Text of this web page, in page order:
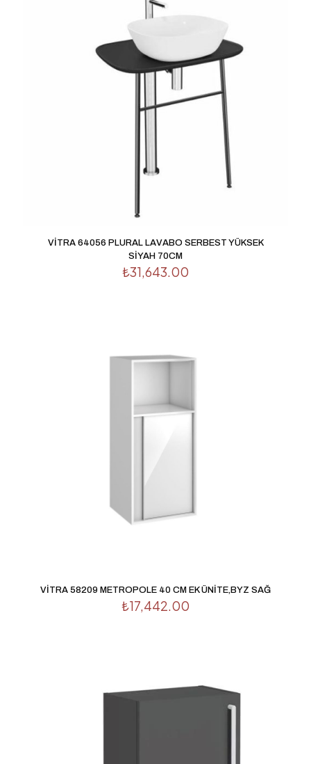
2/5
3/5
yıldız
4/5
yıldız
VİTRA 64056 PLURAL LAVABO SERBEST YÜKSEK
SİYAH 70CM
₺31,643.00
VİTRA 58209 METROPOLE 40 CM EK ÜNİTE,BYZ SAĞ
₺17,442.00